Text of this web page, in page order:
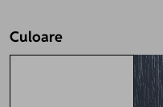
Culoare